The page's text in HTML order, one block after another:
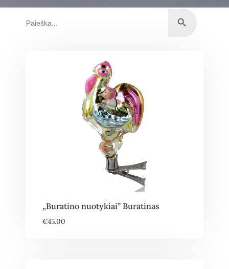
„Buratino nuotykiai” Buratinas
€45.00